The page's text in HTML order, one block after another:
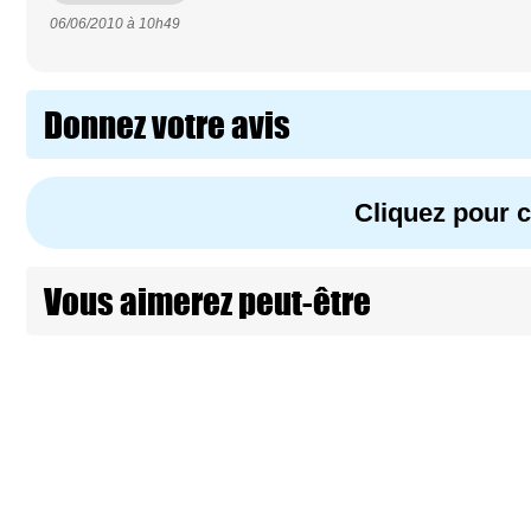
06/06/2010 à 10h49
Donnez votre avis
Cliquez pour
Vous aimerez peut-être